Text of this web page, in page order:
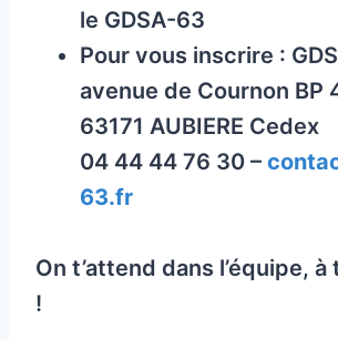
le GDSA-63
Pour vous inscrire :
avenue de Cournon BP
63171 AUBIERE Cedex
04 44 44 76 30 –
63.fr
On t’attend dans l’équipe,
!